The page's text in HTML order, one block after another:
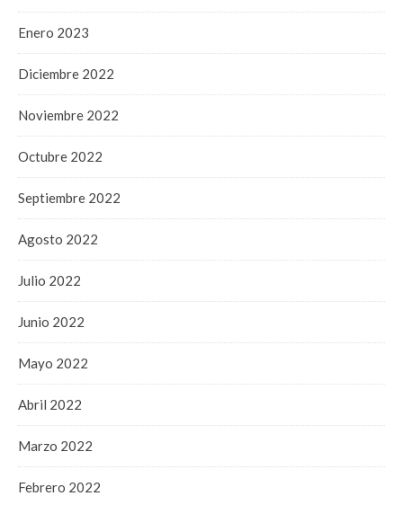
Enero 2023
Diciembre 2022
Noviembre 2022
Octubre 2022
Septiembre 2022
Agosto 2022
Julio 2022
Junio 2022
Mayo 2022
Abril 2022
Marzo 2022
Febrero 2022